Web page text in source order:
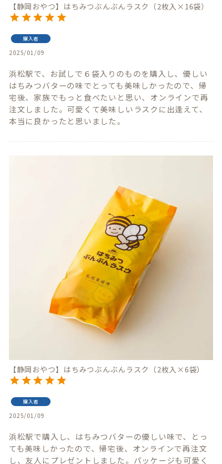
【静岡おやつ】はちみつぶんぶんラスク（2枚入×16袋）
購入者
2025/01/09
浜松駅で、お試しで６袋入りのものを購入し、優しい
はちみつバターの味でとっても美味しかったので、帰
宅後、家族でもっと食べたいと思い、オンラインで再
注文しました。可愛くて美味しいラスクに出逢えて、
本当に良かったと思いました。
【静岡おやつ】はちみつぶんぶんラスク（2枚入×6袋）
購入者
2025/01/09
浜松駅で購入し、はちみつバターの優しい味で、とっ
ても美味しかったので、帰宅後、オンラインで再注文
し、友人にプレゼントしました。パッケージも可愛く